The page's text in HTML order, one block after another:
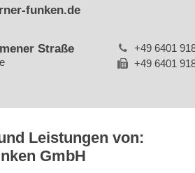
funken.de
Straße
+49 6401
+49 6401
Leistungen von:
GmbH